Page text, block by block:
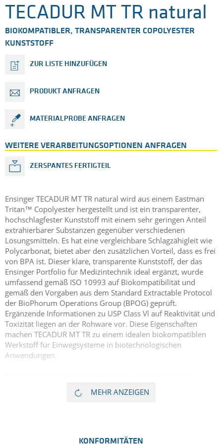
TECADUR MT TR natural
BIOKOMPATIBLER, TRANSPARENTER COPOLYESTER
KUNSTSTOFF
ZUR LISTE HINZUFÜGEN
PRODUKT ANFRAGEN
MATERIALPROBE ANFRAGEN
WEITERE VERARBEITUNGSOPTIONEN ANFRAGEN
ZERSPANTES FERTIGTEIL
Ensinger TECADUR MT TR natural wird aus einem Eastman
Tritan™ Copolyester hergestellt und ist ein transparenter,
hochschlagfester Kunststoff mit einem sehr geringen Anteil
extrahierbarer Substanzen gegenüber verschiedenen
Lösungsmitteln. Es hat eine vergleichbare Schlagzähigleit wie
Polycarbonat, bietet aber den zusätzlichen Vorteil, dass es frei
von BPA ist. Dieser klare, transparente Kunststoff, der das
Ensinger Portfolio für Medizintechnik ideal ergänzt, wurde
umfassend gemäß ISO 10993 auf Biokompatibilität und
gemäß den Vorgaben aus dem Standard Extractable Protocol
der BioPhorum Operations Group (BPOG) geprüft.
Ergänzende Informationen zu USP Class Vl auf Reaktivität und
Toxizität liegen an der Rohware vor. Diese Eigenschaften
machen TECADUR MT TR zu einem idealen biokompatiblen
Werkstoff für Einwegsysteme in biotechnologischen
Anwendungen.
abzuschätzen, wurde ein Vorabscreening an einer
medizinischen oder pharmazeutischen Endprodukte dienen,
MEHR ANZEIGEN
KONFORMITÄTEN